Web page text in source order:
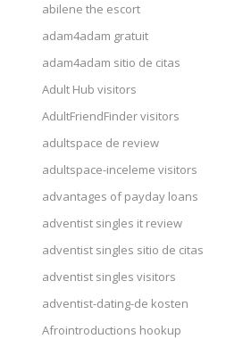
abilene the escort
adam4adam gratuit
adam4adam sitio de citas
Adult Hub visitors
AdultFriendFinder visitors
adultspace de review
adultspace-inceleme visitors
advantages of payday loans
adventist singles it review
adventist singles sitio de citas
adventist singles visitors
adventist-dating-de kosten
Afrointroductions hookup